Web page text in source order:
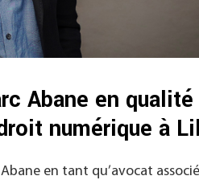
Abane en qualité
numérique à
en tant qu’avocat